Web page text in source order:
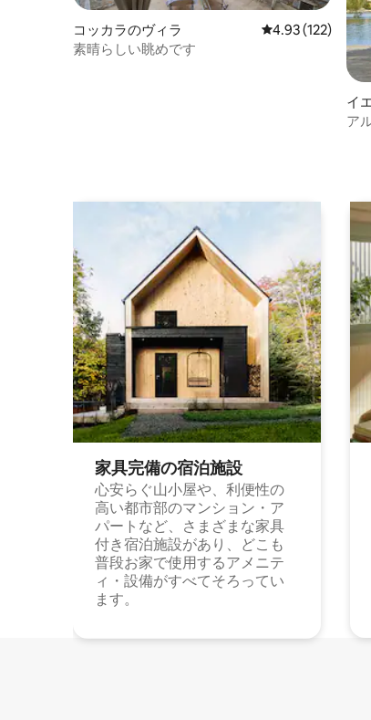
コッカラのヴィラ レビュー122件、
4.93 (122)
素晴らしい眺めです
イ
ア
家具完備の宿⁠泊⁠施⁠設
心安らぐ山小屋や、利便性の
高い都市部のマンション・ア
パートなど、さまざまな家具
付き宿泊施設があり、どこも
普段お家で使用するアメニテ
ィ・設備がすべてそろってい
ます。